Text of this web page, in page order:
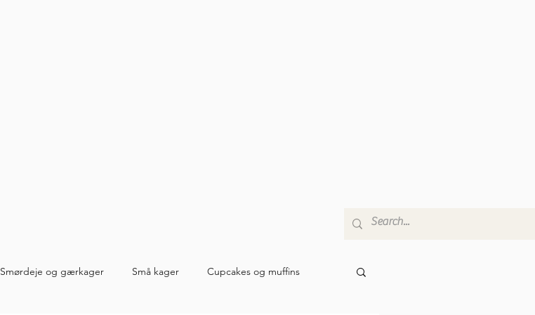
Smørdeje og gærkager Små kager Cupcakes og muffins